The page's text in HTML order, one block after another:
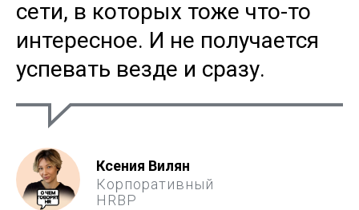
сети, в которых тоже что-то
интересное. И не получается
успевать везде и сразу.
Ксения Вилян
Корпоративный
HRBP